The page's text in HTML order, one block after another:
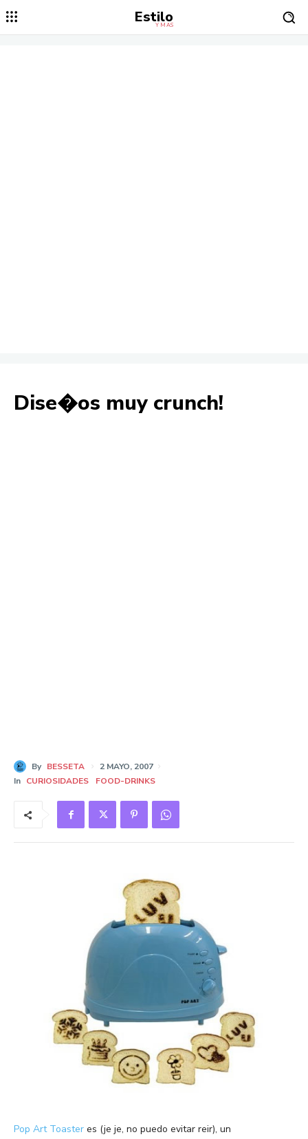
Estilo
Y MÁS
Dise�os muy crunch!
By BESSETA
2 MAYO, 2007
In CURIOSIDADES FOOD-DRINKS
Pop Art Toaster es (je je, no puedo evitar reir), un